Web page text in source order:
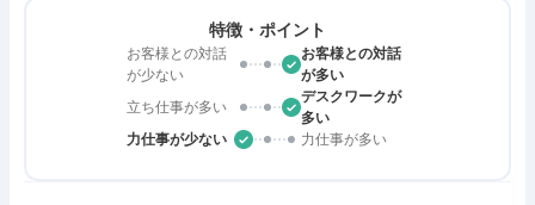
特徴・ポイント
お客様との対話
が少ない
お客様との対話
が多い
立ち仕事が多い
デスクワークが
多い
力仕事が少ない
力仕事が多い